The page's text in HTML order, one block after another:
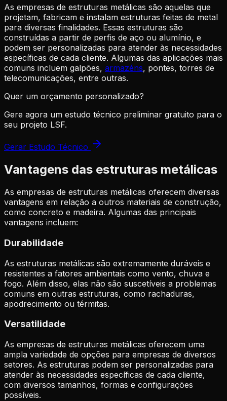
As empresas de estruturas metálicas são aquelas que
projetam, fabricam e instalam estruturas feitas de metal
para diversas finalidades. Essas estruturas são
construídas a partir de perfis de aço ou alumínio, e
podem ser personalizadas para atender às necessidades
específicas de cada cliente. Algumas das aplicações mais
comuns incluem galpões, armazéns, pontes, torres de
telecomunicações, entre outras.
Quer um orçamento personalizado?
Gere agora um estudo técnico preliminar gratuito para o
seu projeto LSF.
Gerar Estudo Técnico
Vantagens das estruturas metálicas
As empresas de estruturas metálicas oferecem diversas
vantagens em relação a outros materiais de construção,
como concreto e madeira. Algumas das principais
vantagens incluem:
Durabilidade
As estruturas metálicas são extremamente duráveis e
resistentes a fatores ambientais como vento, chuva e
fogo. Além disso, elas não são suscetíveis a problemas
comuns em outras estruturas, como rachaduras,
apodrecimento ou térmitas.
Versatilidade
As empresas de estruturas metálicas oferecem uma
ampla variedade de opções para empresas de diversos
setores. As estruturas podem ser personalizadas para
atender às necessidades específicas de cada cliente,
com diversos tamanhos, formas e configurações
possíveis.